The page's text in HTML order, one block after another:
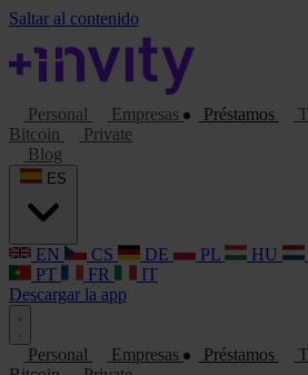
Saltar al contenido
Personal Empresas Préstamos
Bitcoin
Private
Blog
EN CS DE PL HU
PT
FR
IT
Descargar la app
Personal Empresas Préstamos